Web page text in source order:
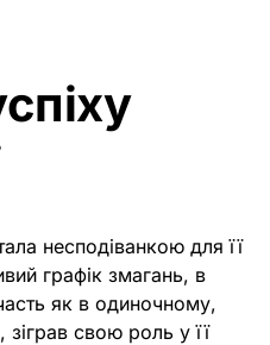
несподіванкою для її
графік змагань, в
як в одиночному,
свою роль у її